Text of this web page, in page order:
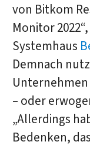
von Bitkom
Monitor
Systemhaus
Demnach
Unternehmen
– oder
„Allerdings
Bedenken,